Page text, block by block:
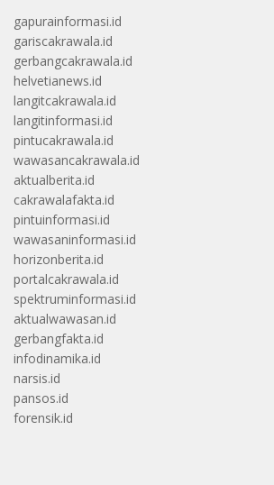
gapurainformasi.id
gariscakrawala.id
gerbangcakrawala.id
helvetianews.id
langitcakrawala.id
langitinformasi.id
pintucakrawala.id
wawasancakrawala.id
aktualberita.id
cakrawalafakta.id
pintuinformasi.id
wawasaninformasi.id
horizonberita.id
portalcakrawala.id
spektruminformasi.id
aktualwawasan.id
gerbangfakta.id
infodinamika.id
narsis.id
pansos.id
forensik.id